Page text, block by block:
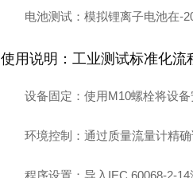
电池测试：模拟锂离子电池在-
使用说明：工业测试标准化流
设备固定 ：使用M10螺栓将设
环境控制 ：通过质量流量计精
程序设置 ：导入IEC 60068-2-